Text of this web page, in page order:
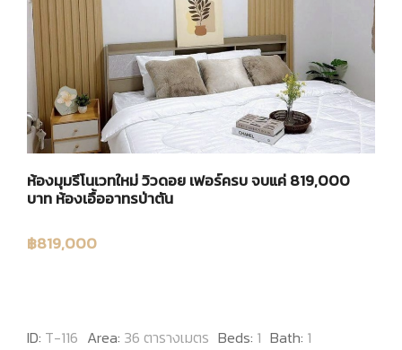
ห้องมุมรีโนเวทใหม่ วิวดอย เฟอร์ครบ จบแค่ 819,000
บาท ห้องเอื้ออาทรป่าตัน
฿819,000
ID: T-116 Area: 36 ตารางเมตร Beds: 1 Bath: 1